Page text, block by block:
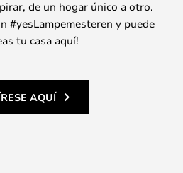
de un hogar único a otro.
#yesLampemesteren y puede
tu casa aquí!
AQUÍ